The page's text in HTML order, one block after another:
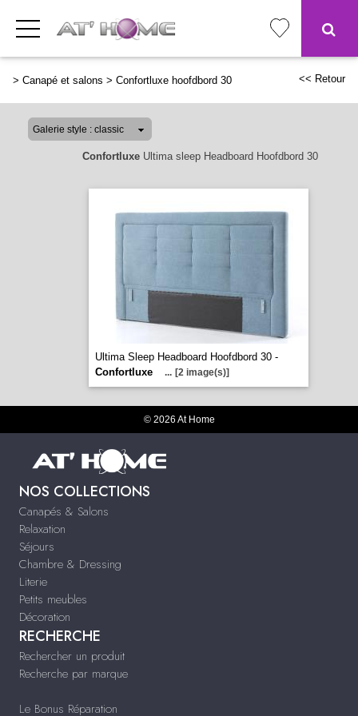
> Canapé et salons > Confortluxe hoofdbord 30 << Retour
ConfortluxeUltima sleep Headboard Hoofdbord 30
Ultima Sleep Headboard Hoofdbord 30 -
Confortluxe
... [2 image(s)]
© 2026 At Home
NOS COLLECTIONS
Canapés & Salons
Relaxation
Séjours
Chambre & Dressing
Literie
Petits meubles
Décoration
RECHERCHE
Rechercher un produit
Recherche par marque
Le Bonus Réparation